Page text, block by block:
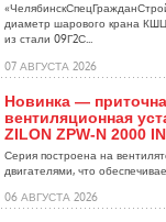
диаметр шарового крана
из стали 09Г2С...
07 АВГУСТА 2026
Новинка —
вентиляционная
ZILON ZPW-N 2000
Серия построена на
двигателями, что
06 АВГУСТА 2026